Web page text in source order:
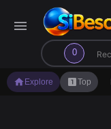
menu
0
search
home Explore looks_oneTop